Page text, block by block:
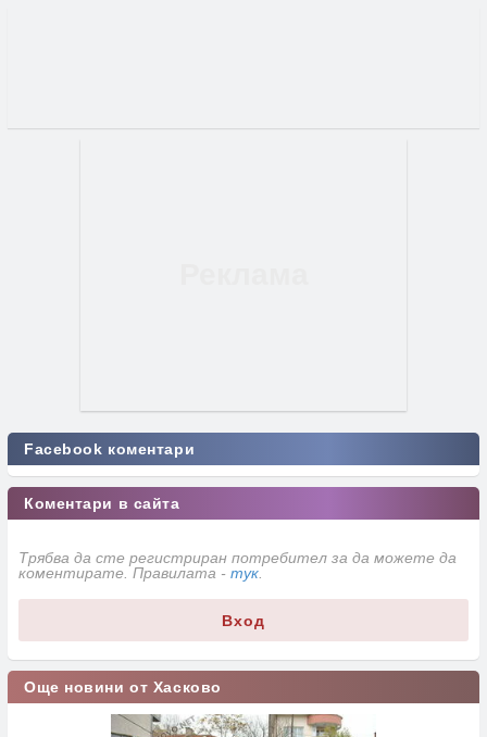
Facebook коментари
Коментари в сайта
Трябва да сте регистриран потребител за да можете да
коментирате. Правилата - тук
Вход
Още новини от Хасково